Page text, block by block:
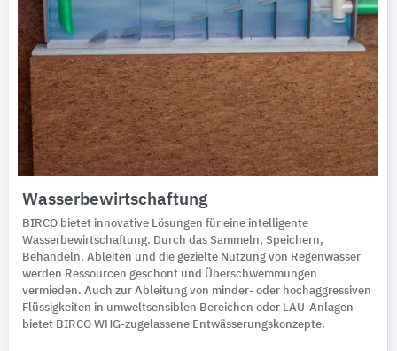
Wasserbewirtschaftung
BIRCO bietet innovative Lösungen für eine intelligente
Wasserbewirtschaftung. Durch das Sammeln, Speichern,
Behandeln, Ableiten und die gezielte Nutzung von Regenwasser
werden Ressourcen geschont und Überschwemmungen
vermieden. Auch zur Ableitung von minder- oder hochaggressiven
Flüssigkeiten in umweltsensiblen Bereichen oder LAU-Anlagen
bietet BIRCO WHG-zugelassene Entwässerungskonzepte.